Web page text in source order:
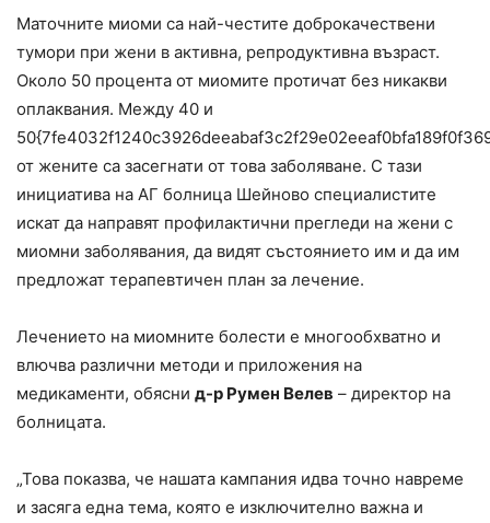
Маточните миоми са най-честите доброкачествени
тумори при жени в активна, репродуктивна възраст.
Около 50 процента от миомите протичат без никакви
оплаквания. Между 40 и
от жените са засегнати от това заболяване. С тази
инициатива на АГ болница Шейново специалистите
искат да направят профилактични прегледи на жени с
миомни заболявания, да видят състоянието им и да им
предложат терапевтичен план за лечение.
Лечението на миомните болести е многообхватно и
влючва различни методи и приложения на
медикаменти, обясни д-р Румен Велев – директор на
болницата.
„Това показва, че нашата кампания идва точно навреме
и засяга една тема, която е изключително важна и